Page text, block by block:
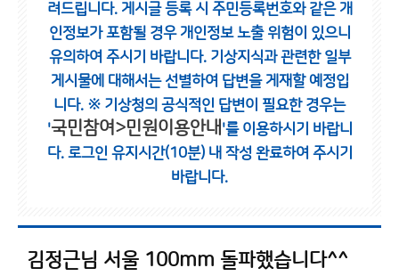
려드립니다. 게시글 등록 시 주민등록번호와 같은 개
인정보가 포함될 경우 개인정보 노출 위험이 있으니
유의하여 주시기 바랍니다. 기상지식과 관련한 일부
게시물에 대해서는 선별하여 답변을 게재할 예정입
니다. ※ 기상청의 공식적인 답변이 필요한 경우는
'국민참여>민원이용안내 '를 이용하시기 바랍니
다. 로그인 유지시간(10분) 내 작성 완료하여 주시기
바랍니다.
김정근님 서울 100mm 돌파했습니다^^